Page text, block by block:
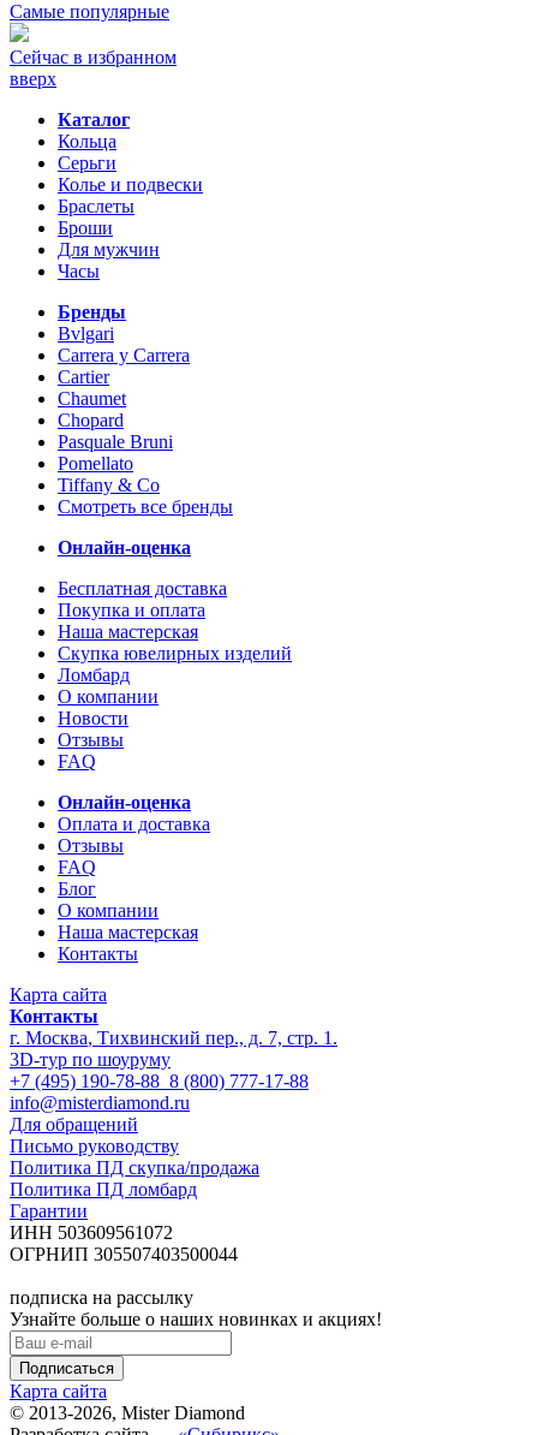
Самые популярные
Сейчас в избранном
вверх
Каталог
Кольца
Серьги
Колье и подвески
Браслеты
Броши
Для мужчин
Часы
Бренды
Bvlgari
Carrera y Carrera
Cartier
Chaumet
Chopard
Pasquale Bruni
Pomellato
Tiffany & Co
Смотреть все бренды
Онлайн-оценка
Бесплатная доставка
Покупка и оплата
Наша мастерская
Скупка ювелирных изделий
Ломбард
О компании
Новости
Отзывы
FAQ
Онлайн-оценка
Оплата и доставка
Отзывы
FAQ
Блог
О компании
Наша мастерская
Контакты
Карта сайта
Контакты
г. Москва, Тихвинский пер., д. 7, стр. 1.
3D-тур по шоуруму
+7 (495) 190-78-88 8 (800) 777-17-88
info@misterdiamond.ru
Для обращений
Письмо руководству
Политика ПД скупка/продажа
Политика ПД ломбард
Гарантии
ИНН 503609561072
ОГРНИП 305507403500044
подписка на рассылку
Узнайте больше о наших новинках и акциях!
Карта сайта
© 2013-2026, Mister Diamond